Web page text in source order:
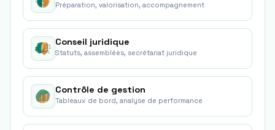
Préparation, valorisation, accompagnement
Conseil juridique
Statuts, assemblées, secrétariat juridique
Contrôle de gestion
Tableaux de bord, analyse de performance